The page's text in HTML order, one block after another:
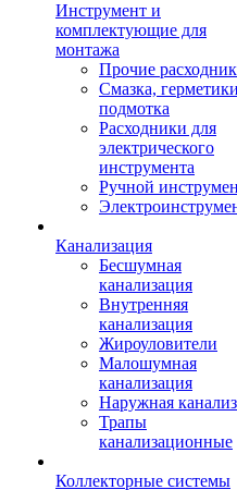
Инструмент и
комплектующие для
монтажа
Прочие
Смазка,
подмотка
Расходники для
электрического
инструмента
Ручной
Канализация
Бесшумная
канализация
Внутренняя
канализация
Жироуловители
Малошумная
канализация
Наружная
Трапы
канализационные
Коллекторные системы